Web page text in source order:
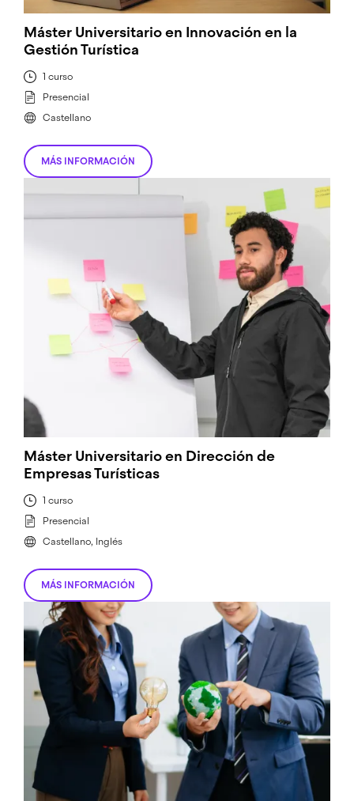
Máster Universitario en Innovación en la
Gestión Turística
1 curso
Presencial
Castellano
MÁS INFORMACIÓN
Máster Universitario en Dirección de
Empresas Turísticas
1 curso
Presencial
Castellano, Inglés
MÁS INFORMACIÓN